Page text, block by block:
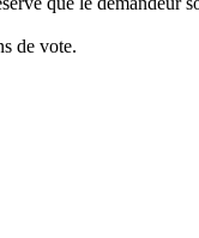
de vote.